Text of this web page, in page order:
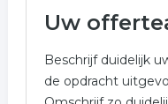
Uw
Beschrijf duidelijk
de opdracht